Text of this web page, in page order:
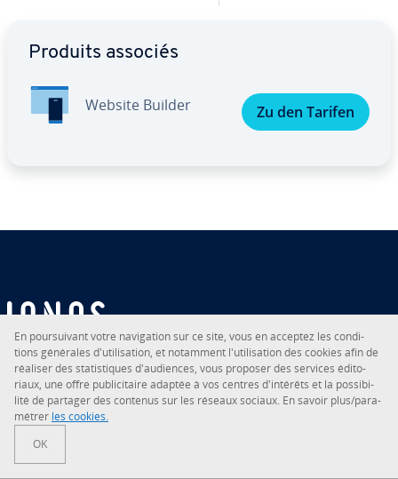
Produits associés
Website Builder Zu den Tarifen
Votre par­te­naire digital
RSS
En pour­sui­vant votre na­vi­ga­tion sur ce site, vous en acceptez les con­di­
tions générales d'uti­li­sa­tion, et notamment l'uti­li­sa­tion des cookies afin de
réaliser des sta­tis­tiques d'au­diences, vous proposer des services édi­to­
riaux, une offre pu­bli­ci­taire adaptée à vos centres d'in­té­rêts et la pos­si­bi­
lité de partager des contenus sur les réseaux sociaux. En savoir plus/pa­ra­
mé­trer les cookies.
OK